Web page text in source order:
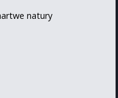
natury